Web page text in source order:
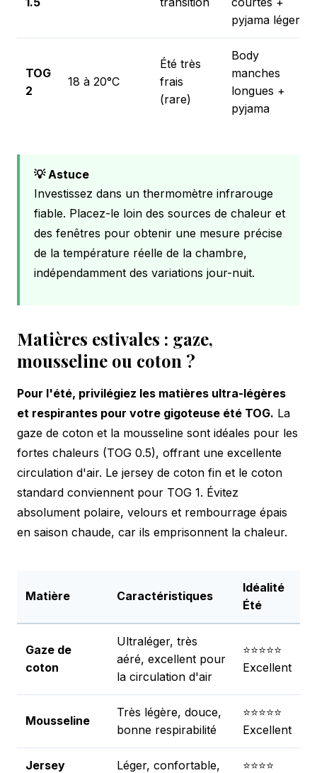
pyjama léger
TOG
2
18 à 20°C
Été très
frais
(rare)
Body
manches
longues +
pyjama
💡 Astuce
Investissez dans un thermomètre infrarouge
fiable. Placez-le loin des sources de chaleur et
des fenêtres pour obtenir une mesure précise
de la température réelle de la chambre,
indépendamment des variations jour-nuit.
Matières estivales : gaze,
mousseline ou coton ?
Pour l'été, privilégiez les matières ultra-légères
et respirantes pour votre gigoteuse été TOG. La
gaze de coton et la mousseline sont idéales pour les
fortes chaleurs (TOG 0.5), offrant une excellente
circulation d'air. Le jersey de coton fin et le coton
standard conviennent pour TOG 1. Évitez
absolument polaire, velours et rembourrage épais
en saison chaude, car ils emprisonnent la chaleur.
Matière Caractéristiques
Idéalité
Été
Gaze de
coton
Ultraléger, très
aéré, excellent pour
la circulation d'air
⭐⭐⭐⭐⭐
Excellent
Mousseline
Très légère, douce,
bonne respirabilité
⭐⭐⭐⭐⭐
Excellent
Jersey
Léger, confortable,
⭐⭐⭐⭐